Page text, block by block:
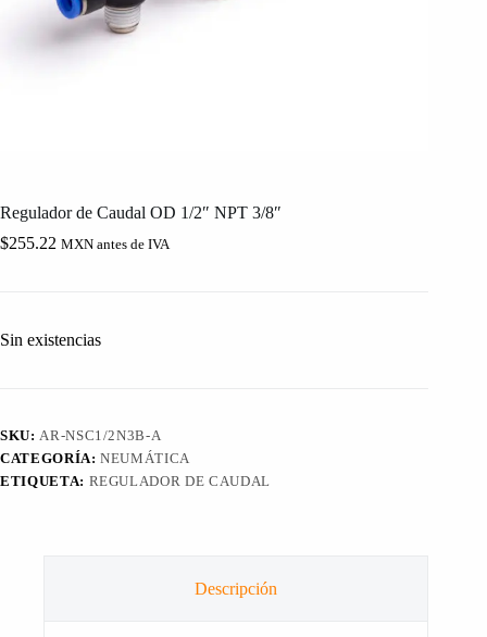
Regulador de Caudal OD 1/2″ NPT 3/8″
$255.22 MXN antes de IVA
Sin existencias
SKU: AR-NSC1/2N3B-A
CATEGORÍA:NEUMÁTICA
ETIQUETA: REGULADOR DE CAUDAL
Descripción